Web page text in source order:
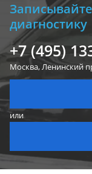
диагностику
+7 (495)
Москва, Ленинский
или